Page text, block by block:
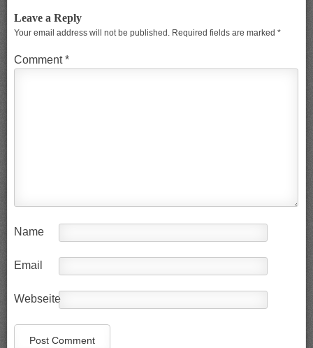
Leave a Reply
Your email address will not be published. Required fields are marked *
Comment*
Name
Email
Webseite